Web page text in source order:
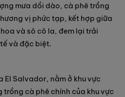
mưa dồi dào, cà phê trồng
vị phức tạp, kết hợp giữa
và sô cô la, đem lại trải
và đặc biệt.
El Salvador, nằm ở khu vực
cà phê chính của khu vực